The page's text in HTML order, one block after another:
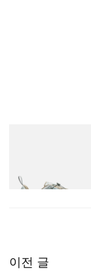
확실히 각인시킨
튜디오를 둘러
리에게 영감을
방식이기도 하다.
쇼핑하기
이전 글